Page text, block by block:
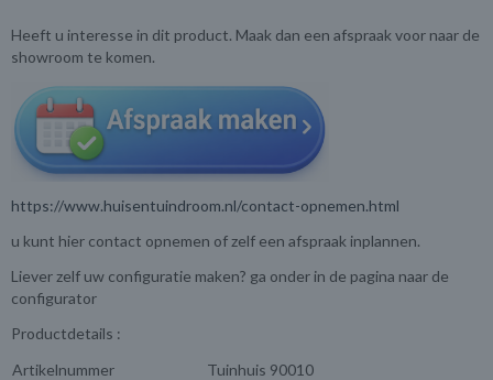
Heeft u interesse in dit product. Maak dan een afspraak voor naar de
showroom te komen.
https://www.huisentuindroom.nl/contact-opnemen.html
u kunt hier contact opnemen of zelf een afspraak inplannen.
Liever zelf uw configuratie maken? ga onder in de pagina naar de
configurator
Productdetails :
Artikelnummer
Tuinhuis 90010